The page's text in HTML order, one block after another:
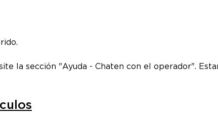
la sección "Ayuda - Chaten con el operador".